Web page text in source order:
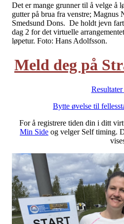
Det er mange grunner til å velge å
gutter på brua fra venstre;
Smedsund Dons. De holdt jevn
dag 2 for det virtuelle
løpetur. Foto: Hans Adolfsson.
Meld deg på
Bytte øvelse til
For å registrere tiden din i ditt
Min Side og velger Self timing.